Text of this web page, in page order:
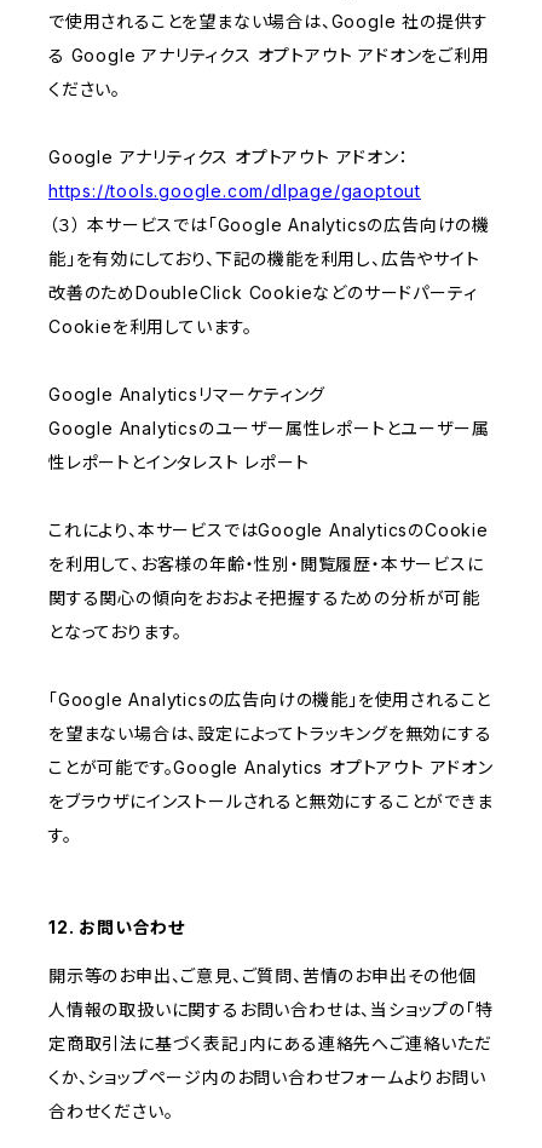
で使用されることを望まない場合は、Google 社の提供す
る Google アナリティクス オプトアウト アドオンをご利用
ください。
Google アナリティクス オプトアウト アドオン：
https://tools.google.com/dlpage/gaoptout
（３） 本サービスでは「Google Analyticsの広告向けの機
能」を有効にしており、下記の機能を利用し、広告やサイト
改善のためDoubleClick Cookieなどのサードパーティ
Cookieを利用しています。
Google Analyticsリマーケティング
Google Analyticsのユーザー属性レポートとユーザー属
性レポートとインタレスト レポート
これにより、本サービスではGoogle AnalyticsのCookie
を利用して、お客様の年齢・性別・閲覧履歴・本サービスに
関する関心の傾向をおおよそ把握するための分析が可能
となっております。
「Google Analyticsの広告向けの機能」を使用されること
を望まない場合は、設定によってトラッキングを無効にする
ことが可能です。Google Analytics オプトアウト アドオン
をブラウザにインストールされると無効にすることができま
す。
12. お問い合わせ
開示等のお申出、ご意見、ご質問、苦情のお申出その他個
人情報の取扱いに関するお問い合わせは、当ショップの「特
定商取引法に基づく表記」内にある連絡先へご連絡いただ
くか、ショップページ内のお問い合わせフォームよりお問い
合わせください。